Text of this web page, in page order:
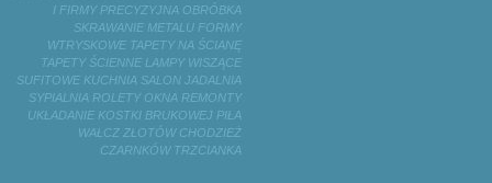
I FIRMY PRECYZYJNA OBRÓBKA
SKRAWANIE METALU FORMY
WTRYSKOWE TAPETY NA ŚCIANĘ
TAPETY ŚCIENNE LAMPY WISZĄCE
SUFITOWE KUCHNIA SALON JADALNIA
SYPIALNIA ROLETY OKNA REMONTY
UKŁADANIE KOSTKI BRUKOWEJ PIŁA
WAŁCZ ZŁOTÓW CHODZIEŻ
CZARNKÓW TRZCIANKA